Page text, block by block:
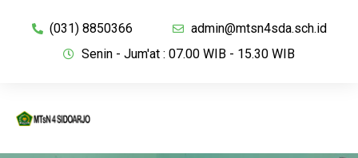
(031) 8850366
admin@mtsn4sda.sch.id
Senin - Jum'at : 07.00 WIB - 15.30 WIB